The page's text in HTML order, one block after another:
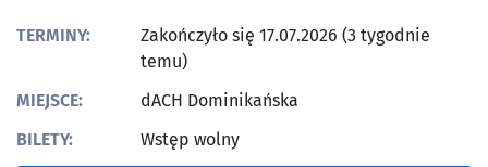
TERMINY:
Zakończyło się 17.07.2026 (3 tygodnie
temu)
MIEJSCE:
dACH Dominikańska
BILETY:
Wstęp wolny